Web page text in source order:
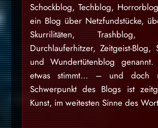
Schockblog, Techblog,
ein Blog über Netzfundstücke,
Skurrilitäten, Trashblog,
Durchlauferhitzer, Zeitgeist-Blog,
und Wundertütenblog
etwas stimmt… – und doch
Schwerpunkt des Blogs ist
Kunst, im weitesten Sinne des